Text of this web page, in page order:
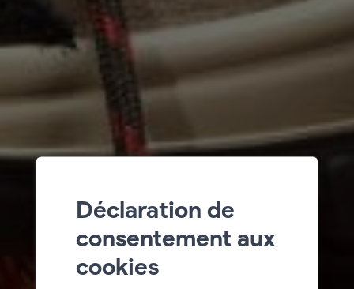
Déclaration de
consentement aux
cookies